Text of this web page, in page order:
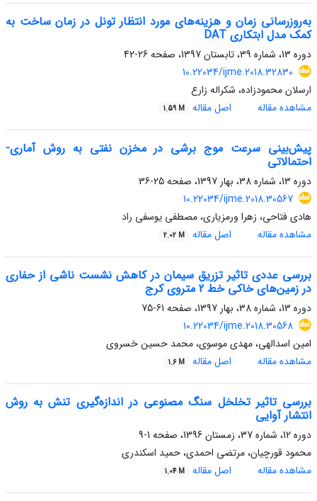
به‌روزرسانی زمان و هزینه‌های مورد انتظار تونل در زمان ساخت به
کمک مدل ابتکاری DAT
دوره 13، شماره 39، تابستان 1397، صفحه
26-42
10.22034/ijme.2018.32830
ارسلان محمودزاده، شکراله زارع
مشاهده مقاله
اصل مقاله 1.59 M
پیش‌بینی سرعت موج برشی در مخزن نفتی به روش آماری-
احتمالاتی
دوره 13، شماره 38، بهار 1397، صفحه
25-36
10.22034/ijme.2018.30567
هادی فتاحی، زهرا ورمزیاری، مصطفی یوسفی راد
مشاهده مقاله
اصل مقاله 2.02 M
بررسی عددی تاثیر تزریق سیمان در کاهش نشست ناشی از حفاری
در زمین‌های خاکی خط 2 متروی کرج
دوره 13، شماره 38، بهار 1397، صفحه
61-75
10.22034/ijme.2018.30568
امین اسدالهی، مهدی موسوی، محمد حسین خسروی
مشاهده مقاله
اصل مقاله 1.6 M
بررسی تاثیر تخلخل سنگ مصنوعی در اندازه‌گیری تنش به روش
انتشار آوایی
دوره 12، شماره 37، زمستان 1396، صفحه
1-9
محمود قورچیان، مرتضی احمدی، حمید اسکندری
مشاهده مقاله
اصل مقاله 1.04 M